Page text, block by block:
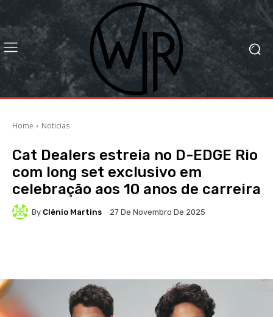
Home Noticias
Cat Dealers estreia no D-EDGE Rio
com long set exclusivo em
celebração aos 10 anos de carreira
By Clênio Martins 27 De Novembro De 2025